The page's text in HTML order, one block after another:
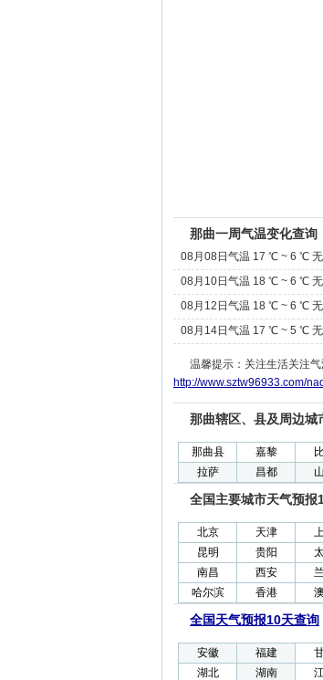
那曲一周气温变化查询
08月08日气温 17 ℃ ~ 6 ℃
08月10日气温 18 ℃ ~ 6 ℃
08月12日气温 18 ℃ ~ 6 ℃
08月14日气温 17 ℃ ~ 5 ℃
温馨提示：关注生活关注
http://www.sztw96933.com/
那曲辖区、县及周边城
那曲县 嘉黎
拉萨
昌都
全国主要城市天气预报
北京 天津
昆明
贵阳
南昌
西安
哈尔滨
香港
全国天气预报10天查询
安徽 福建
湖北
湖南